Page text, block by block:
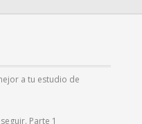
a tu estudio de
Parte 1